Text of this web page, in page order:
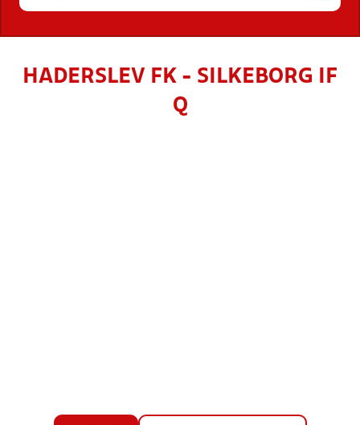
HADERSLEV FK - SILKEBORG IF
Q